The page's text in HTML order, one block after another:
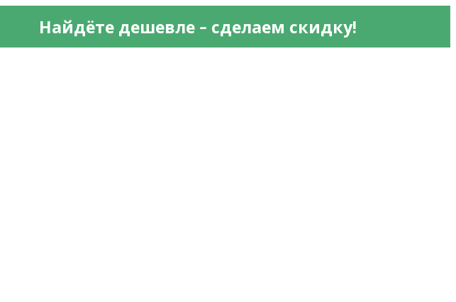
Найдёте дешевле - сделаем скидку!